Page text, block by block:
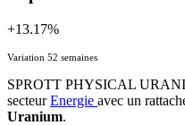
+13.17%
Variation 52 semaines
SPROTT PHYSICAL
secteurEnergie avec un
Uranium.